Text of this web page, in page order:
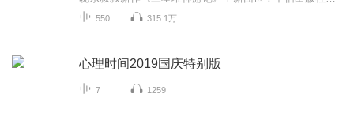
550 315.1万
心理时间2019国庆特别版
7 1259